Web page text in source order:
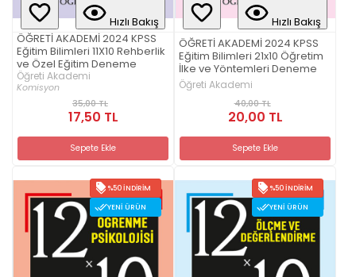
Hızlı Bakış
ÖĞRETİ AKADEMİ 2024 KPSS
Eğitim Bilimleri 11X10 Rehberlik
ve Özel Eğitim Deneme
Öğreti Akademi
Komisyon
35,00 TL
17,50 TL
Sepete Ekle
Hızlı Bakış
ÖĞRETİ AKADEMİ 2024 KPSS
Eğitim Bilimleri 21x10 Öğretim
İlke ve Yöntemleri Deneme
Öğreti Akademi
40,00 TL
20,00 TL
Sepete Ekle
%50 İNDIRIM
YENI ÜRÜN
%50 İNDIRIM
YENI ÜRÜN